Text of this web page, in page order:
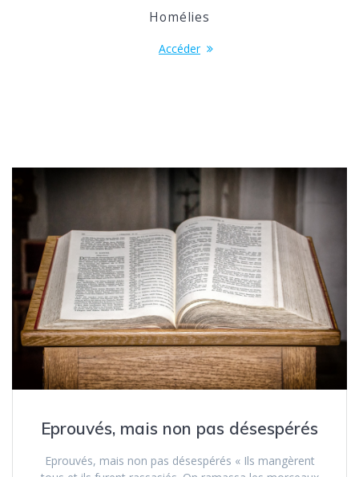
Homélies
Accéder
Eprouvés, mais non pas désespérés
Eprouvés, mais non pas désespérés « Ils mangèrent